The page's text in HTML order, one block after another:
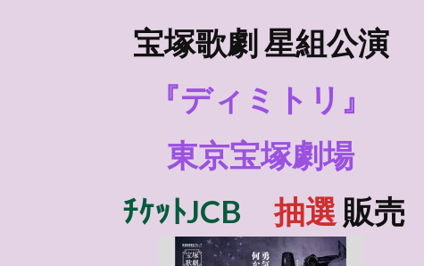
宝塚歌劇 星組公演
『ディミトリ』
東京宝塚劇場
ﾁｹｯﾄJCB
抽選 販売